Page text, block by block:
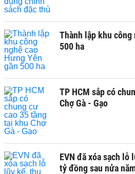
Thành lập khu công
500 ha
TP HCM sắp có
Chợ Gà - Gạo
EVN đã xóa sạch lỗ
tỷ đồng sau nửa